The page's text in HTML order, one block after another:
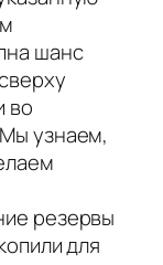
шанс
во
узнаем,
резервы
для